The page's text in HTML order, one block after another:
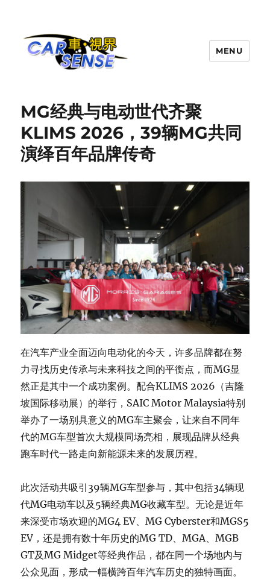
MENU
MG经典与电动世代齐聚
KLIMS 2026，39辆MG共同
演绎百年品牌传奇
在汽车产业全面迈向电动化的今天，许多品牌都在努
力寻找历史传承与未来科技之间的平衡点，而MG显
然正是其中一个成功案例。配合KLIMS 2026（吉隆
坡国际移动展）的举行，SAIC Motor Malaysia特别
举办了一场别具意义的MG车主聚会，让来自不同年
代的MG车型首次大规模同场亮相，展现品牌从经典
跑车时代一路走向新能源未来的发展历程。
此次活动共吸引39辆MG车型参与，其中包括34辆现
代MG电动车以及5辆经典MG收藏车型。无论是近年
来深受市场欢迎的MG4 EV、MG Cyberster和MGS5
EV，还是拥有数十年历史的MG TD、MGA、MGB
GT及MG Midget等经典作品，都在同一个场地内与
公众见面，形成一幅横跨百年汽车历史的独特画面。